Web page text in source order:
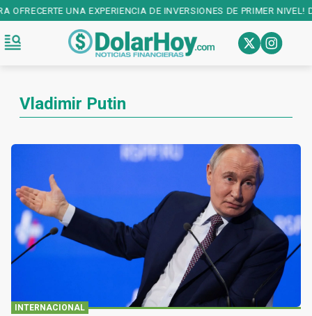
DE INVERSIONES DE PRIMER NIVEL! DESCARGALA EN:
Vladimir Putin
INTERNACIONAL